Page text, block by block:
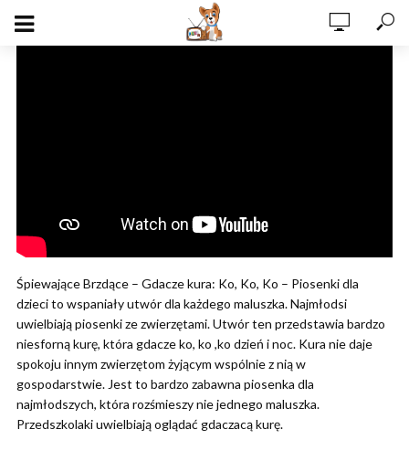
Śpiewające Brzdące – Gdacze kura: Ko, Ko, Ko – Piosenki dla
dzieci to wspaniały utwór dla każdego maluszka. Najmłodsi
uwielbiają piosenki ze zwierzętami. Utwór ten przedstawia bardzo
niesforną kurę, która gdacze ko, ko ,ko dzień i noc. Kura nie daje
spokoju innym zwierzętom żyjącym wspólnie z nią w
gospodarstwie. Jest to bardzo zabawna piosenka dla
najmłodszych, która rozśmieszy nie jednego maluszka.
Przedszkolaki uwielbiają oglądać gdaczacą kurę.